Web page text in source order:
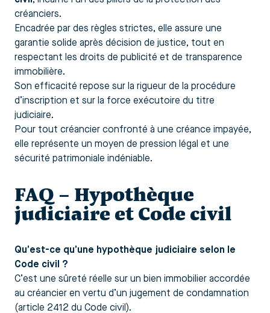
créanciers.
Encadrée par des règles strictes, elle assure une
garantie solide après décision de justice, tout en
respectant les droits de publicité et de transparence
immobilière.
Son efficacité repose sur la rigueur de la procédure
d’inscription et sur la force exécutoire du titre
judiciaire.
Pour tout créancier confronté à une créance impayée,
elle représente un moyen de pression légal et une
sécurité patrimoniale indéniable.
FAQ – Hypothèque
judiciaire et Code civil
Qu’est-ce qu’une hypothèque judiciaire selon le
Code civil ?
C’est une sûreté réelle sur un bien immobilier accordée
au créancier en vertu d’un jugement de condamnation
(article 2412 du Code civil).